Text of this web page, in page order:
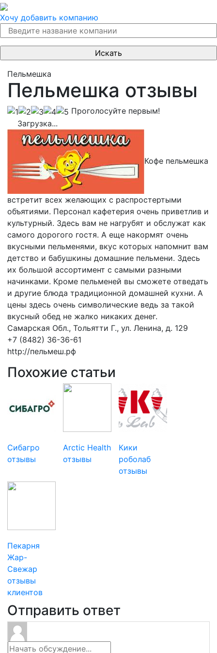
Хочу добавить компанию
Пельмешка
Пельмешка отзывы
Проголосуйте первым!
Загрузка...
Кофе пельмешка
встретит всех желающих с распростертыми
объятиями. Персонал кафетерия очень приветлив и
культурный. Здесь вам не нагрубят и обслужат как
самого дорогого гостя. А еще накормят очень
вкусными пельменями, вкус которых напомнит вам
детство и бабушкины домашние пельмени. Здесь
их большой ассортимент с самыми разными
начинками. Кроме пельменей вы сможете отведать
и другие блюда традиционной домашней кухни. А
цены здесь очень символические ведь за такой
вкусный обед не жалко никаких денег.
Самарская Обл., Тольятти Г., ул. Ленина, д. 129
+7 (8482) 36-36-61
http://пельмеш.рф
Похожие статьи
Сибагро
отзывы
Arctic Health
отзывы
Кики
роболаб
отзывы
Пекарня
Жар-
Свежар
отзывы
клиентов
Отправить ответ